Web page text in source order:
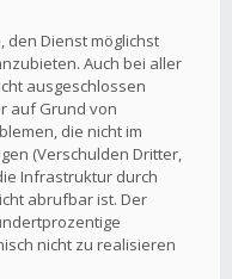
den Dienst möglichst
Auch bei aller
ausgeschlossen
auf Grund von
die nicht im
(Verschulden Dritter,
Infrastruktur durch
abrufbar ist. Der
nicht zu realisieren